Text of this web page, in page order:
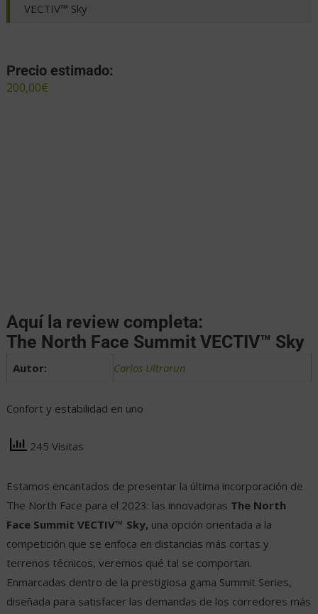
VECTIV™ Sky
Precio estimado:
200,00€
Aquí la review completa:
The North Face Summit VECTIV™ Sky
Autor: Carlos Ultrarun
Confort y estabilidad en uno
245 Visitas
Estamos encantados de presentar la última incorporación de
The North Face para el 2023: las innovadoras The North
Face Summit VECTIV™ Sky, una opción orientada a la
competición que se enfoca en distancias más cortas y
terrenos técnicos, veremos qué tal se comportan.
Enmarcadas dentro de la prestigiosa gama Summit Series,
diseñada para satisfacer las demandas de los corredores más